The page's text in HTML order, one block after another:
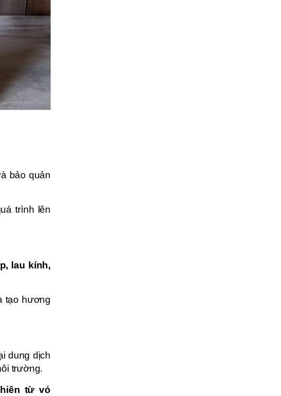
bảo quản
trình lên
lau kính,
tạo hương
dung dịch
trường.
từ vỏ